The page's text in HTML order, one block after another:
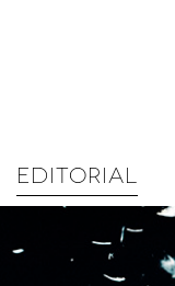
EDITORIAL